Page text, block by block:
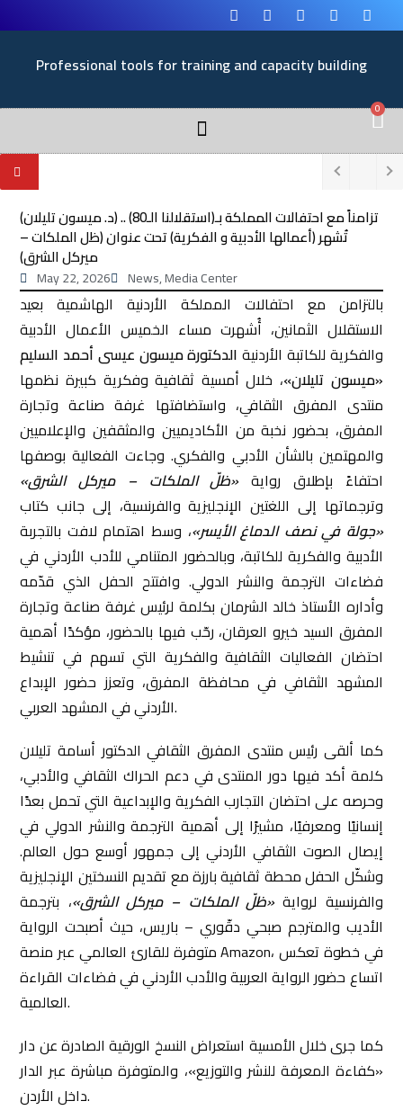
Professional tools for training and capacity building
0
تزامناً مع احتفالات المملكة بـ(استقلالنا الـ80) .. (د. ميسون تليلان)
تُشهر (أعمالها الأدبية و الفكرية) تحت عنوان (ظل الملكات –
ميركل الشرق)
May 22, 2026 News,Media Center
بالتزامن مع احتفالات المملكة الأردنية الهاشمية بعيد
الاستقلال الثمانين، أُشهرت مساء الخميس الأعمال الأدبية
والفكرية للكاتبة الأردنية الدكتورة ميسون عيسى أحمد السليم
«ميسون تليلان»، خلال أمسية ثقافية وفكرية كبيرة نظمها
منتدى المفرق الثقافي، واستضافتها غرفة صناعة وتجارة
المفرق، بحضور نخبة من الأكاديميين والمثقفين والإعلاميين
والمهتمين بالشأن الأدبي والفكري. وجاءت الفعالية بوصفها
احتفاءً بإطلاق رواية«ظلّ الملكات – ميركل الشرق»
وترجماتها إلى اللغتين الإنجليزية والفرنسية، إلى جانب كتاب
«جولة في نصف الدماغ الأيسر»، وسط اهتمام لافت بالتجربة
الأدبية والفكرية للكاتبة، وبالحضور المتنامي للأدب الأردني في
فضاءات الترجمة والنشر الدولي. وافتتح الحفل الذي قدّمه
وأداره الأستاذ خالد الشرمان بكلمة لرئيس غرفة صناعة وتجارة
المفرق السيد خيرو العرقان، رحّب فيها بالحضور، مؤكدًا أهمية
احتضان الفعاليات الثقافية والفكرية التي تسهم في تنشيط
المشهد الثقافي في محافظة المفرق، وتعزز حضور الإبداع
الأردني في المشهد العربي.
كما ألقى رئيس منتدى المفرق الثقافي الدكتور أسامة تليلان
كلمة أكد فيها دور المنتدى في دعم الحراك الثقافي والأدبي،
وحرصه على احتضان التجارب الفكرية والإبداعية التي تحمل بعدًا
إنسانيًا ومعرفيًا، مشيرًا إلى أهمية الترجمة والنشر الدولي في
إيصال الصوت الثقافي الأردني إلى جمهور أوسع حول العالم.
وشكّل الحفل محطة ثقافية بارزة مع تقديم النسختين الإنجليزية
والفرنسية لرواية«ظلّ الملكات – ميركل الشرق»، بترجمة
الأديب والمترجم صبحي دقّوري – باريس، حيث أصبحت الرواية
متوفرة للقارئ العالمي عبر منصة Amazon، في خطوة تعكس
اتساع حضور الرواية العربية والأدب الأردني في فضاءات القراءة
العالمية.
كما جرى خلال الأمسية استعراض النسخ الورقية الصادرة عن دار
«كفاءة المعرفة للنشر والتوزيع»، والمتوفرة مباشرة عبر الدار
داخل الأردن.